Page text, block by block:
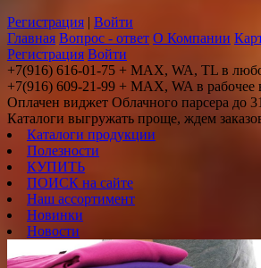
Регистрация | Войти
Главная Вопрос - ответ О Компании
Регистрация Войти
+7(916) 616-01-75 + MAX, WA, TL в
+7(916) 609-21-99 + MAX, WA в рабочее
Оплачен виджет Облачного парсера до
Каталоги выгружать проще, ждем
Каталоги продукции
Полезности
КУПИТЬ
ПОИСК на сайте
Наш ассортимент
Новинки
Новости